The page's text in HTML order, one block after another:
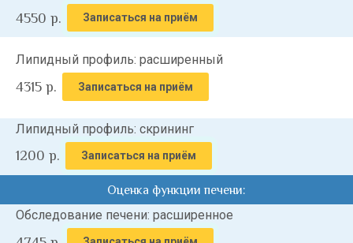
4550 р. Записаться на приём
Липидный профиль: расширенный
4315 р. Записаться на приём
Липидный профиль: скрининг
1200 р. Записаться на приём
Оценка функции печени:
Обследование печени: расширенное